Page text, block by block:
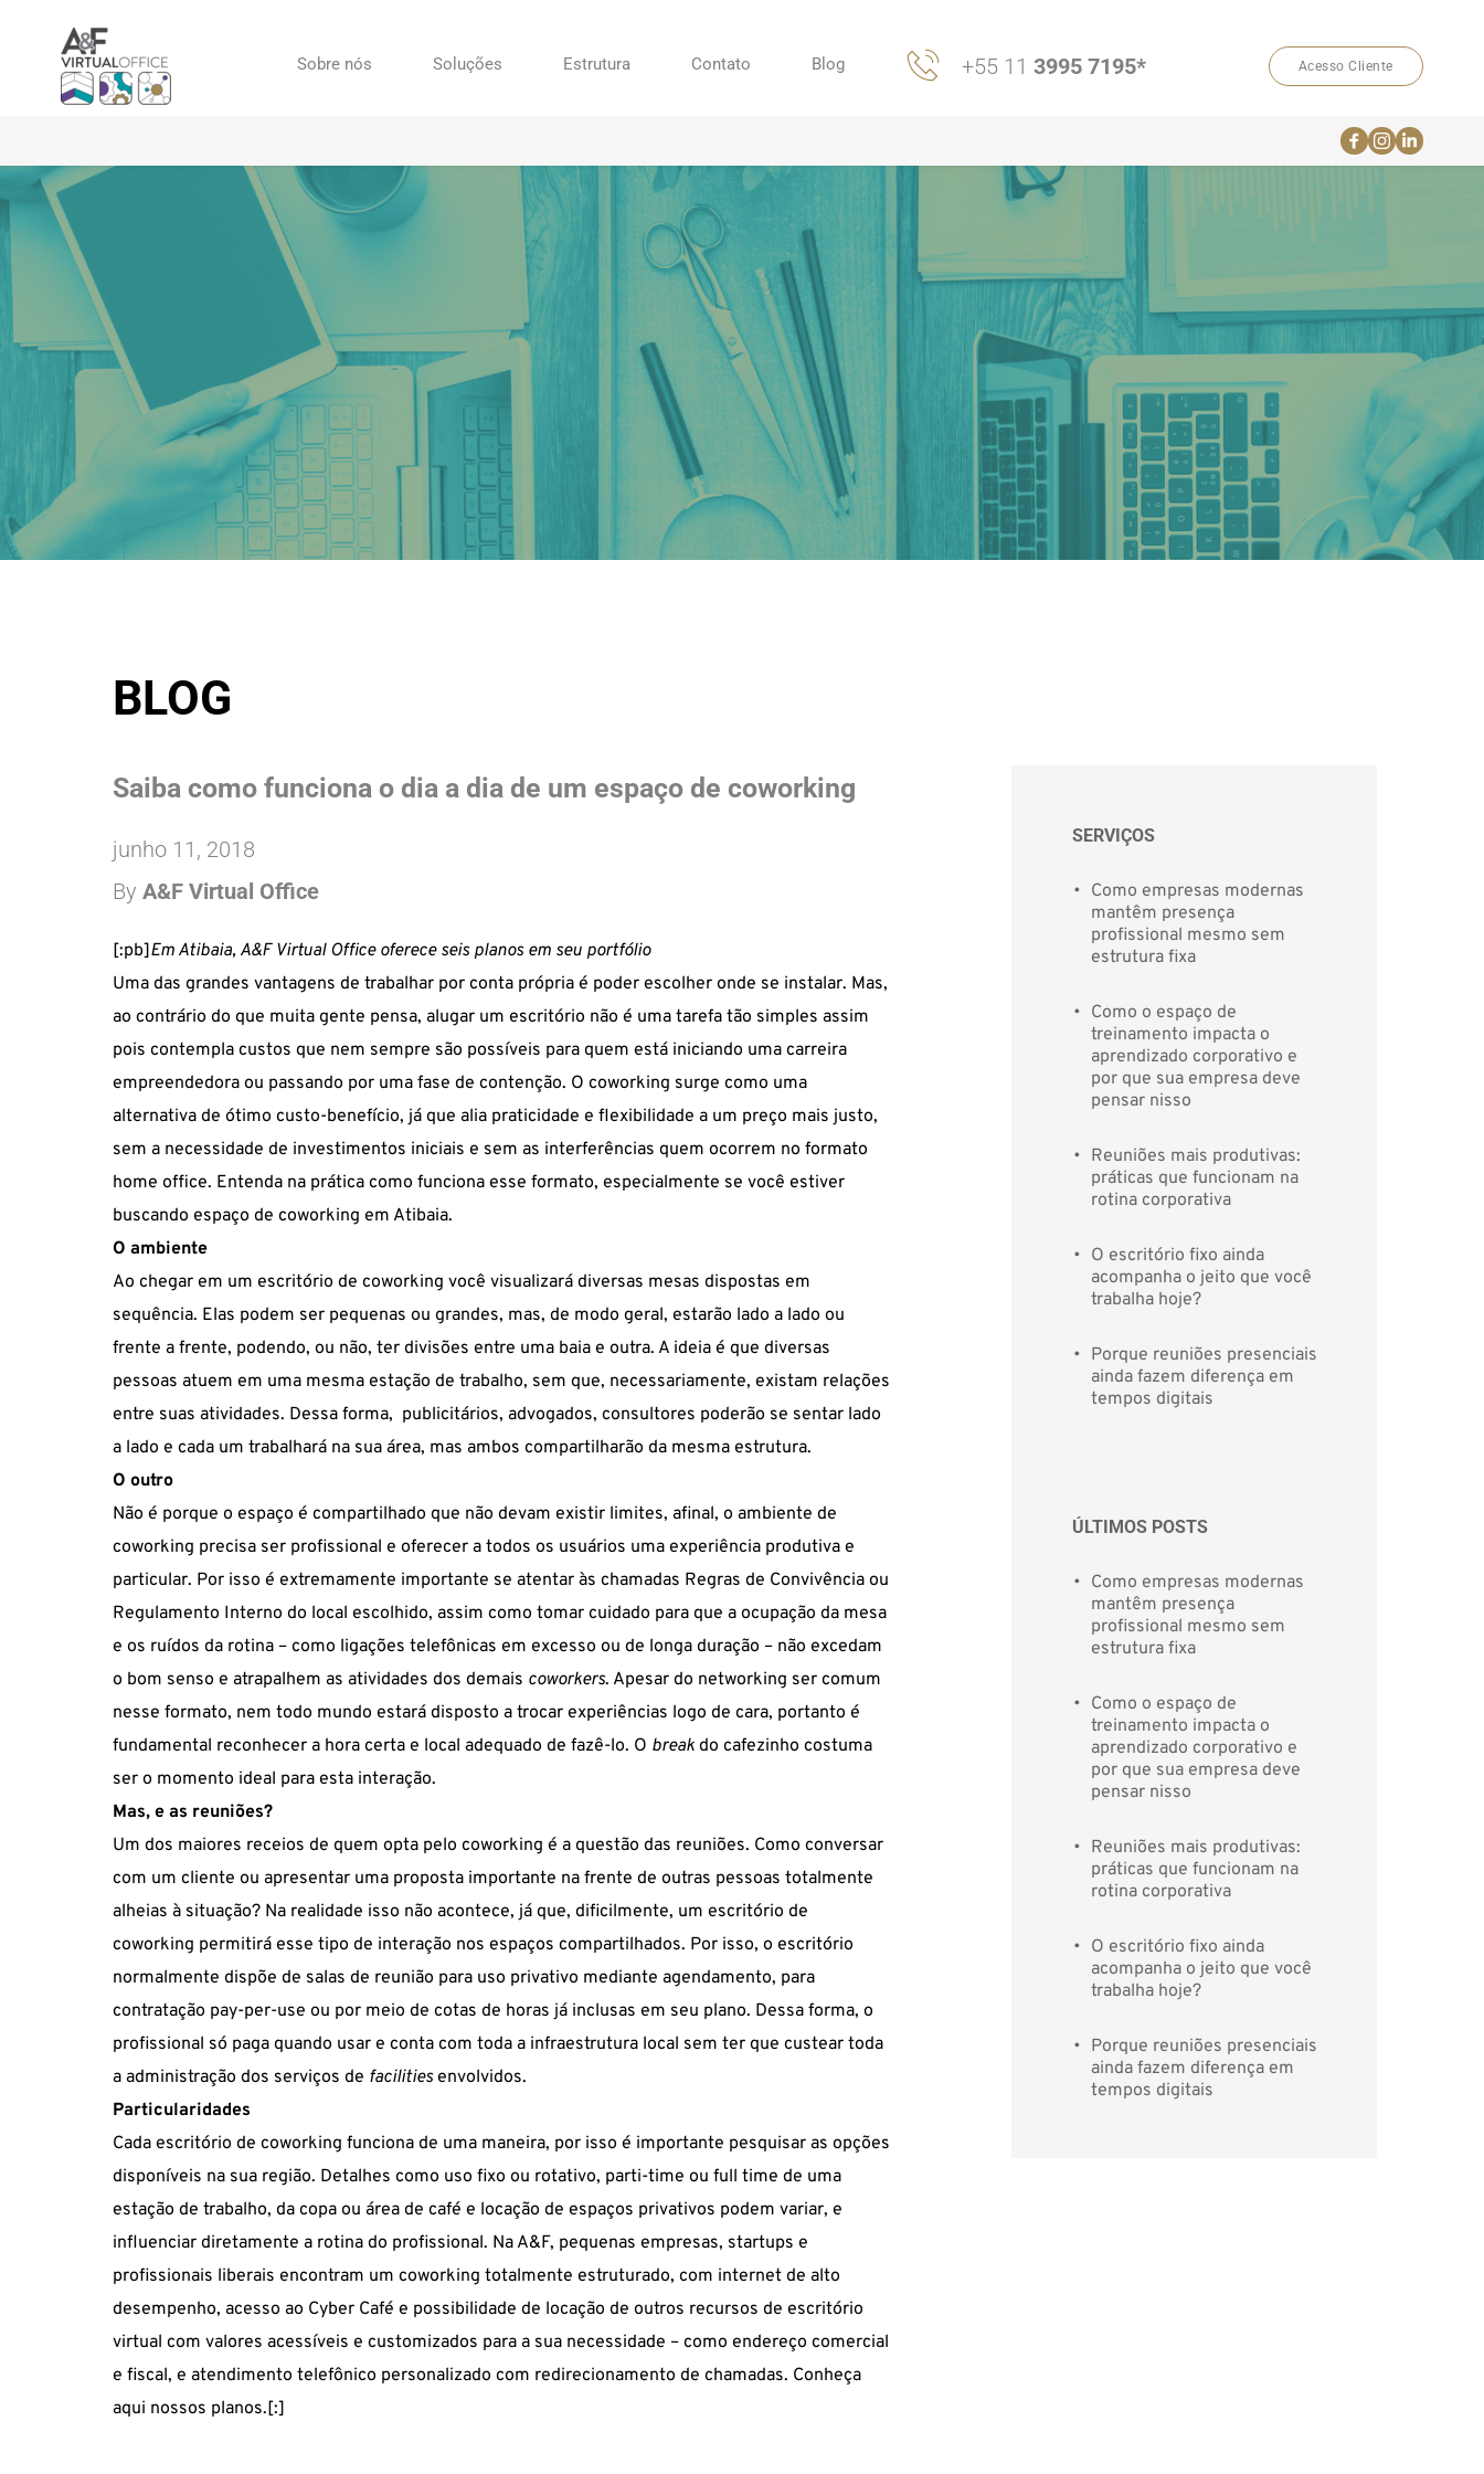
Sobre nós Soluções Estrutura Contato Blog +55 11 3995 7195* Acesso Cliente
BLOG
Saiba como funciona o dia a dia de um espaço de coworking
junho 11, 2018
By A&F Virtual Office
[:pb] Em Atibaia, A&F Virtual Office oferece seis planos em seu portfólio
Uma das grandes vantagens de trabalhar por conta própria é poder escolher onde se instalar. Mas,
ao contrário do que muita gente pensa, alugar um escritório não é uma tarefa tão simples assim
pois contempla custos que nem sempre são possíveis para quem está iniciando uma carreira
empreendedora ou passando por uma fase de contenção. O coworking surge como uma
alternativa de ótimo custo-benefício, já que alia praticidade e flexibilidade a um preço mais justo,
sem a necessidade de investimentos iniciais e sem as interferências quem ocorrem no formato
home office. Entenda na prática como funciona esse formato, especialmente se você estiver
buscando espaço de coworking em Atibaia.
O ambiente
Ao chegar em um escritório de coworking você visualizará diversas mesas dispostas em
sequência. Elas podem ser pequenas ou grandes, mas, de modo geral, estarão lado a lado ou
frente a frente, podendo, ou não, ter divisões entre uma baia e outra. A ideia é que diversas
pessoas atuem em uma mesma estação de trabalho, sem que, necessariamente, existam relações
entre suas atividades. Dessa forma, publicitários, advogados, consultores poderão se sentar lado
a lado e cada um trabalhará na sua área, mas ambos compartilharão da mesma estrutura.
O outro
Não é porque o espaço é compartilhado que não devam existir limites, afinal, o ambiente de
coworking precisa ser profissional e oferecer a todos os usuários uma experiência produtiva e
particular. Por isso é extremamente importante se atentar às chamadas Regras de Convivência ou
Regulamento Interno do local escolhido, assim como tomar cuidado para que a ocupação da mesa
e os ruídos da rotina – como ligações telefônicas em excesso ou de longa duração – não excedam
o bom senso e atrapalhem as atividades dos demais coworkers. Apesar do networking ser comum
nesse formato, nem todo mundo estará disposto a trocar experiências logo de cara, portanto é
fundamental reconhecer a hora certa e local adequado de fazê-lo. O break do cafezinho costuma
ser o momento ideal para esta interação.
Mas, e as reuniões?
Um dos maiores receios de quem opta pelo coworking é a questão das reuniões. Como conversar
com um cliente ou apresentar uma proposta importante na frente de outras pessoas totalmente
alheias à situação? Na realidade isso não acontece, já que, dificilmente, um escritório de
coworking permitirá esse tipo de interação nos espaços compartilhados. Por isso, o escritório
normalmente dispõe de salas de reunião para uso privativo mediante agendamento, para
contratação pay-per-use ou por meio de cotas de horas já inclusas em seu plano. Dessa forma, o
profissional só paga quando usar e conta com toda a infraestrutura local sem ter que custear toda
a administração dos serviços de facilitiesenvolvidos.
Particularidades
Cada escritório de coworking funciona de uma maneira, por isso é importante pesquisar as opções
disponíveis na sua região. Detalhes como uso fixo ou rotativo, parti-time ou full time de uma
estação de trabalho, da copa ou área de café e locação de espaços privativos podem variar, e
influenciar diretamente a rotina do profissional. Na A&F, pequenas empresas, startups e
profissionais liberais encontram um coworking totalmente estruturado, com internet de alto
desempenho, acesso ao Cyber Café e possibilidade de locação de outros recursos de escritório
virtual com valores acessíveis e customizados para a sua necessidade – como endereço comercial
e fiscal, e atendimento telefônico personalizado com redirecionamento de chamadas. Conheça
aqui nossos planos.[:]
SERVIÇOS
Como empresas modernas
mantêm presença
profissional mesmo sem
estrutura fixa
Como o espaço de
treinamento impacta o
aprendizado corporativo e
por que sua empresa deve
pensar nisso
Reuniões mais produtivas:
práticas que funcionam na
rotina corporativa
O escritório fixo ainda
acompanha o jeito que você
trabalha hoje?
Porque reuniões presenciais
ainda fazem diferença em
tempos digitais
ÚLTIMOS POSTS
Como empresas modernas
mantêm presença
profissional mesmo sem
estrutura fixa
Como o espaço de
treinamento impacta o
aprendizado corporativo e
por que sua empresa deve
pensar nisso
Reuniões mais produtivas:
práticas que funcionam na
rotina corporativa
O escritório fixo ainda
acompanha o jeito que você
trabalha hoje?
Porque reuniões presenciais
ainda fazem diferença em
tempos digitais